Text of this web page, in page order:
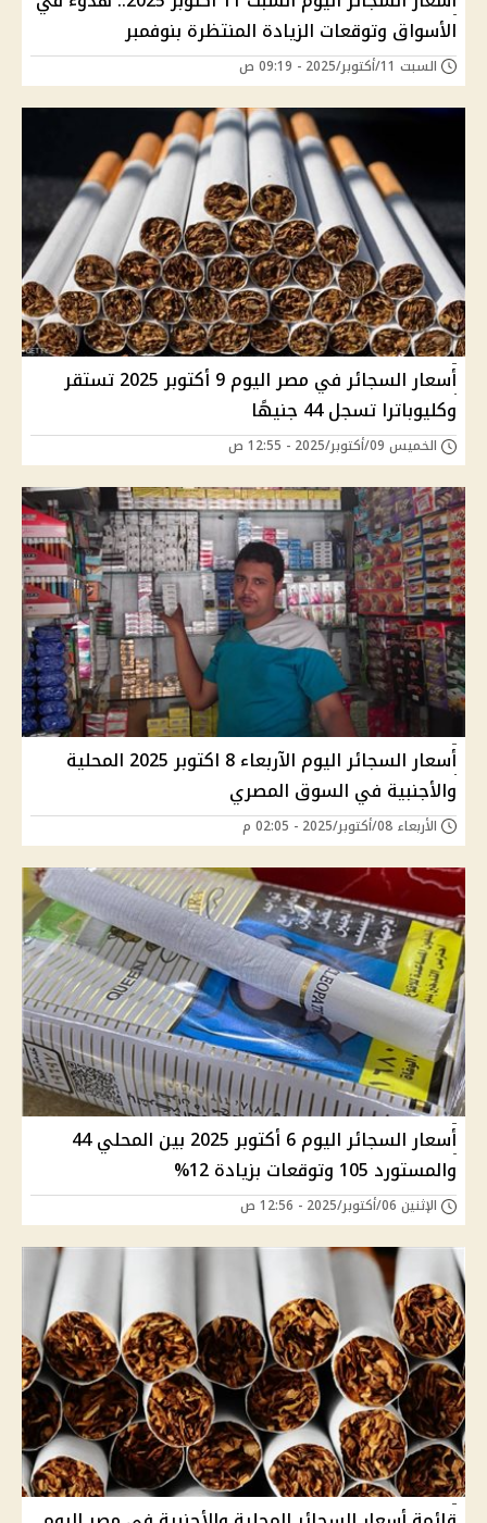
الأسواق وتوقعات الزيادة المنتظرة بنوفمبر
السبت 11/أكتوبر/2025 - 09:19 ص
أسعار السجائر في مصر اليوم 9 أكتوبر 2025 تستقر
وكليوباترا تسجل 44 جنيهًا
الخميس 09/أكتوبر/2025 - 12:55 ص
أسعار السجائر اليوم الآربعاء 8 اكتوبر 2025 المحلية
والأجنبية في السوق المصري
الأربعاء 08/أكتوبر/2025 - 02:05 م
أسعار السجائر اليوم 6 أكتوبر 2025 بين المحلي 44
والمستورد 105 وتوقعات بزيادة 12%
الإثنين 06/أكتوبر/2025 - 12:56 ص